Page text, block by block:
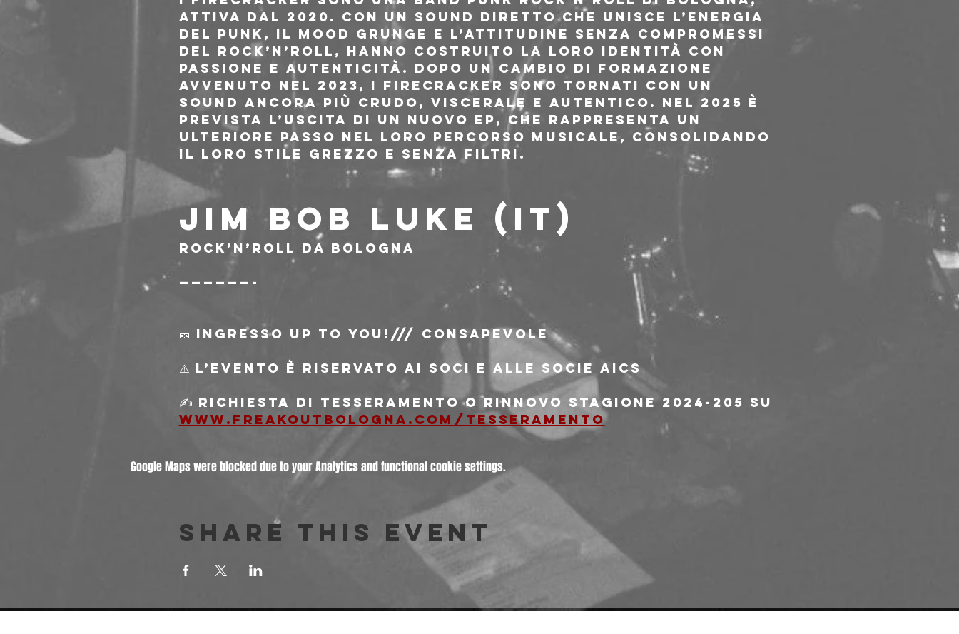
attiva dal 2020. Con un sound diretto che unisce l’energia
del punk, il mood grunge e l’attitudine senza compromessi
del rock’n’roll, hanno costruito la loro identità con
passione e autenticità. Dopo un cambio di formazione
avvenuto nel 2023, i Firecracker sono tornati con un
sound ancora più crudo, viscerale e autentico. Nel 2025 è
prevista l’uscita di un nuovo EP, che rappresenta un
ulteriore passo nel loro percorso musicale, consolidando
il loro stile grezzo e senza filtri.
JIM BOB LUKE (IT)
Rock’n’roll da Bologna
——————-
🎫 Ingresso Up to You!/// consapevole
⚠️ L’evento è riservato ai soci e alle socie AICS
✍️ Richiesta di tesseramento o rinnovo stagione 2024-205 su
www.freakoutbologna.com/tesseramento
Google Maps were blocked due to your Analytics and functional cookie settings.
Share this event